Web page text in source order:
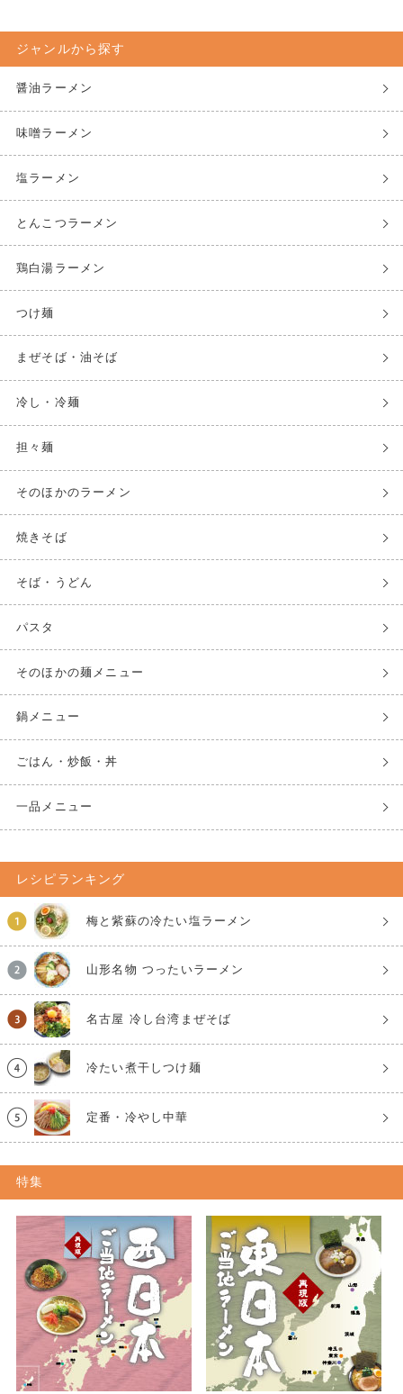
ジャンルから探す
醤油ラーメン
味噌ラーメン
塩ラーメン
とんこつラーメン
鶏白湯ラーメン
つけ麺
まぜそば・油そば
冷し・冷麺
担々麺
そのほかのラーメン
焼きそば
そば・うどん
パスタ
そのほかの麺メニュー
鍋メニュー
ごはん・炒飯・丼
一品メニュー
レシピランキング
梅と紫蘇の冷たい塩ラーメン
山形名物 つったいラーメン
名古屋 冷し台湾まぜそば
冷たい煮干しつけ麺
定番・冷やし中華
特集